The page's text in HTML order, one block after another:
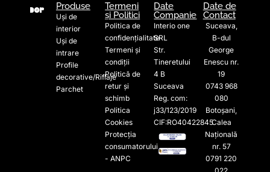
Produse
Uși de
interior
Uși de
intrare
Profile
decorative/Riflaje
Parchet
Termeni
și Politici
Politica de
confidențialitate
Termeni și
condiții
Politică de
retur și
schimb
Politica
Cookies
Protecția
consumatorului
- ANPC
Date
Companie
Interio one
SRL
Str.
Tineretului
4 B
Suceava
Reg. com:
j33/123/2019
CIF:RO40422845
Date de
Contact
Suceava,
B-dul
George
Enescu nr.
19
0743 968
080
Botoșani,
Calea
Națională
nr. 57
0791 220